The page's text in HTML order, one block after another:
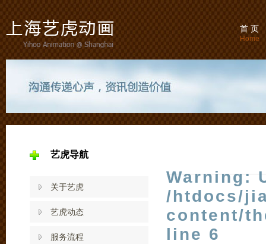
首 页
Home
艺虎导航
关于艺虎
艺虎动态
服务流程
Warning:
/htdocs/
content/
line 6